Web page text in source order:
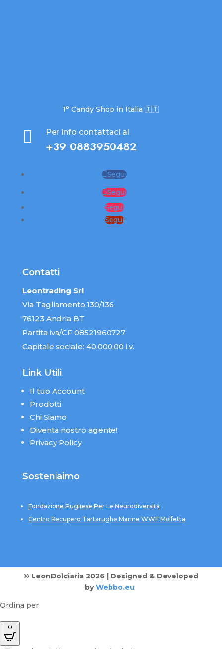
1° Candy Shop in Italia 🇮🇹
 Per info contattaci al
+39 0883950482
Segui
Segui
Segui
Segui
Contatti
Leontrading Srl
Via Tagliamento,130/136
76123 Andria BT
Partita iva/CF 08521960727
Capitale sociale: 40.000,00 i.v.
Link Utili
Il tuo Account
Prodotti
Chi Siamo
Diventa nostro agente!
Privacy Policy
Sosteniaimo
Fondazione Pugliese Per Le Neurodiversità
Centro Recupero Tartarughe Marine WWF Molfetta
® LeonDolciaria 2026 | Designed & Developed
by Webbo.eu
Ordina per
0